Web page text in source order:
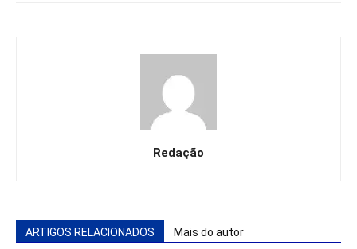
Redação
ARTIGOS RELACIONADOS Mais do autor